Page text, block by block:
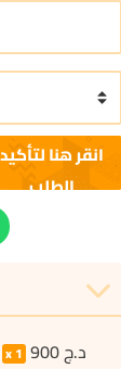
1 900د.ج